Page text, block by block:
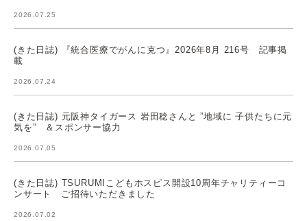
2026.07.25
(きた日誌) 『統合医療でがんに克つ』2026年8月 216号 記事掲
載
2026.07.24
(きた日誌) 元阪神タイガース 岩田稔さんと ”地域に 子供たちに元
気を” ＆スポンサー協力
2026.07.05
(きた日誌) TSURUMIこどもホスピス開設10周年チャリティーコ
ンサート ご招待いただきました
2026.07.02